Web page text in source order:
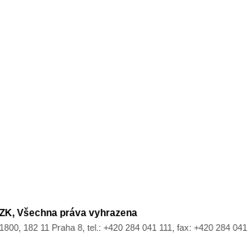
Všechna práva vyhrazena
182 11 Praha 8, tel.: +420 284 041 111, fax: +420 284